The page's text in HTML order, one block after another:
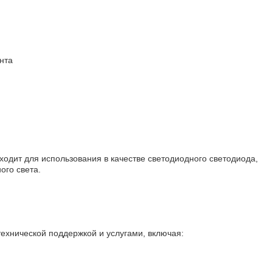
для использования в качестве светодиодного светодиода,
света.
поддержкой и услугами, включая: